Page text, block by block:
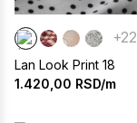
+22
Lan Look Print 18
1.420,00 RSD/m